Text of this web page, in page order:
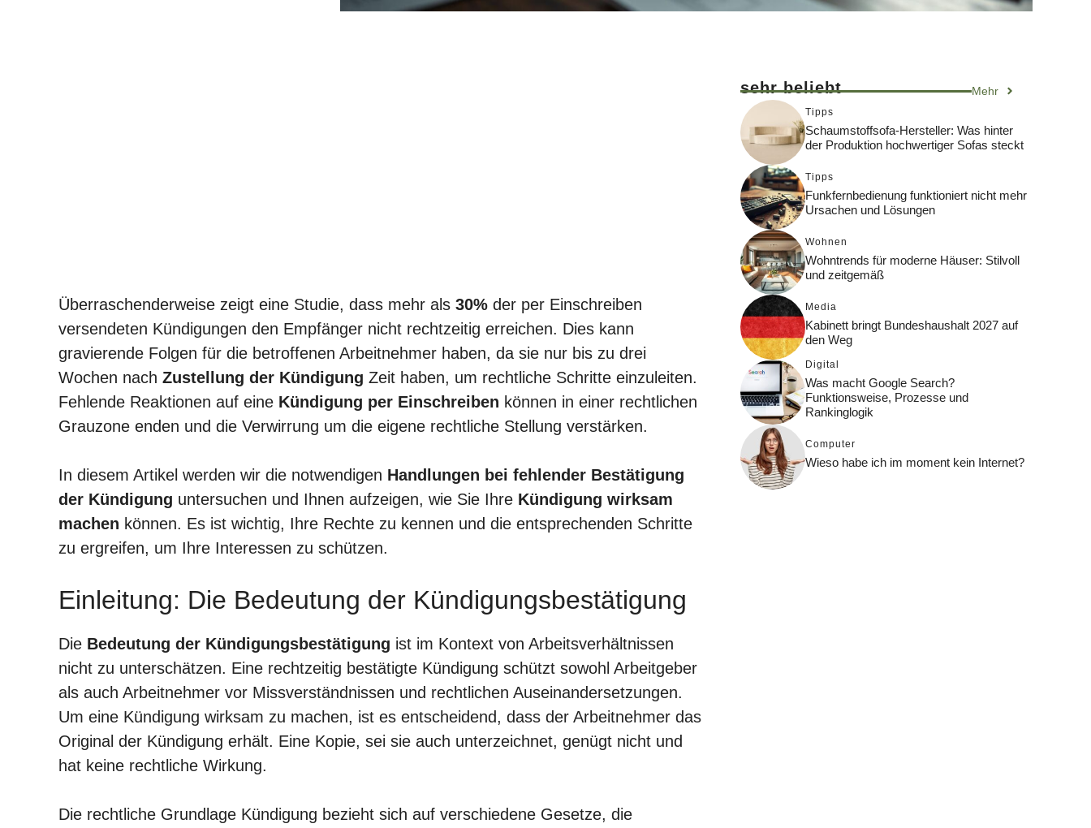
Überraschenderweise zeigt eine Studie, dass mehr als 30% der per Einschreiben
versendeten Kündigungen den Empfänger nicht rechtzeitig erreichen. Dies kann
gravierende Folgen für die betroffenen Arbeitnehmer haben, da sie nur bis zu drei
Wochen nach Zustellung der Kündigung Zeit haben, um rechtliche Schritte einzuleiten.
Fehlende Reaktionen auf eine Kündigung per Einschreiben können in einer rechtlichen
Grauzone enden und die Verwirrung um die eigene rechtliche Stellung verstärken.
In diesem Artikel werden wir die notwendigen Handlungen bei fehlender Bestätigung
der Kündigung untersuchen und Ihnen aufzeigen, wie Sie Ihre Kündigung wirksam
machen können. Es ist wichtig, Ihre Rechte zu kennen und die entsprechenden Schritte
zu ergreifen, um Ihre Interessen zu schützen.
Einleitung: Die Bedeutung der Kündigungsbestätigung
Die Bedeutung der Kündigungsbestätigung ist im Kontext von Arbeitsverhältnissen
nicht zu unterschätzen. Eine rechtzeitig bestätigte Kündigung schützt sowohl Arbeitgeber
als auch Arbeitnehmer vor Missverständnissen und rechtlichen Auseinandersetzungen.
Um eine Kündigung wirksam zu machen, ist es entscheidend, dass der Arbeitnehmer das
Original der Kündigung erhält. Eine Kopie, sei sie auch unterzeichnet, genügt nicht und
hat keine rechtliche Wirkung.
Die rechtliche Grundlage Kündigung bezieht sich auf verschiedene Gesetze, die
sehr beliebt Mehr
Tipps
Schaumstoffsofa-Hersteller: Was hinter
der Produktion hochwertiger Sofas steckt
Tipps
Funkfernbedienung funktioniert nicht mehr
Ursachen und Lösungen
Wohnen
Wohntrends für moderne Häuser: Stilvoll
und zeitgemäß
Media
Kabinett bringt Bundeshaushalt 2027 auf
den Weg
Digital
Was macht Google Search?
Funktionsweise, Prozesse und
Rankinglogik
Computer
Wieso habe ich im moment kein Internet?